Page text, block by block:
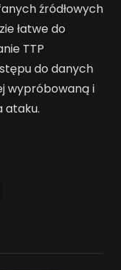
źródłowych
łatwe do
TTP
do danych
wypróbowaną i
ataku.